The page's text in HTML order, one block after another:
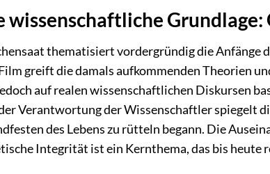
wissenschaftliche
thematisiert vordergründig die Anfänge
greift die damals aufkommenden Theorien
auf realen wissenschaftlichen Diskursen
Verantwortung der Wissenschaftler spiegelt
des Lebens zu rütteln begann. Die
Integrität ist ein Kernthema, das bis heute